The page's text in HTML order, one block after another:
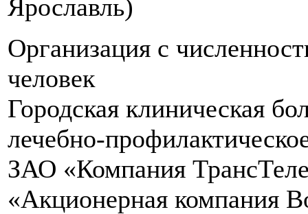
Ярославль)
Организация с
человек
Городская клиническая
лечебно-
ЗАО «Компания
«Акционерная компания